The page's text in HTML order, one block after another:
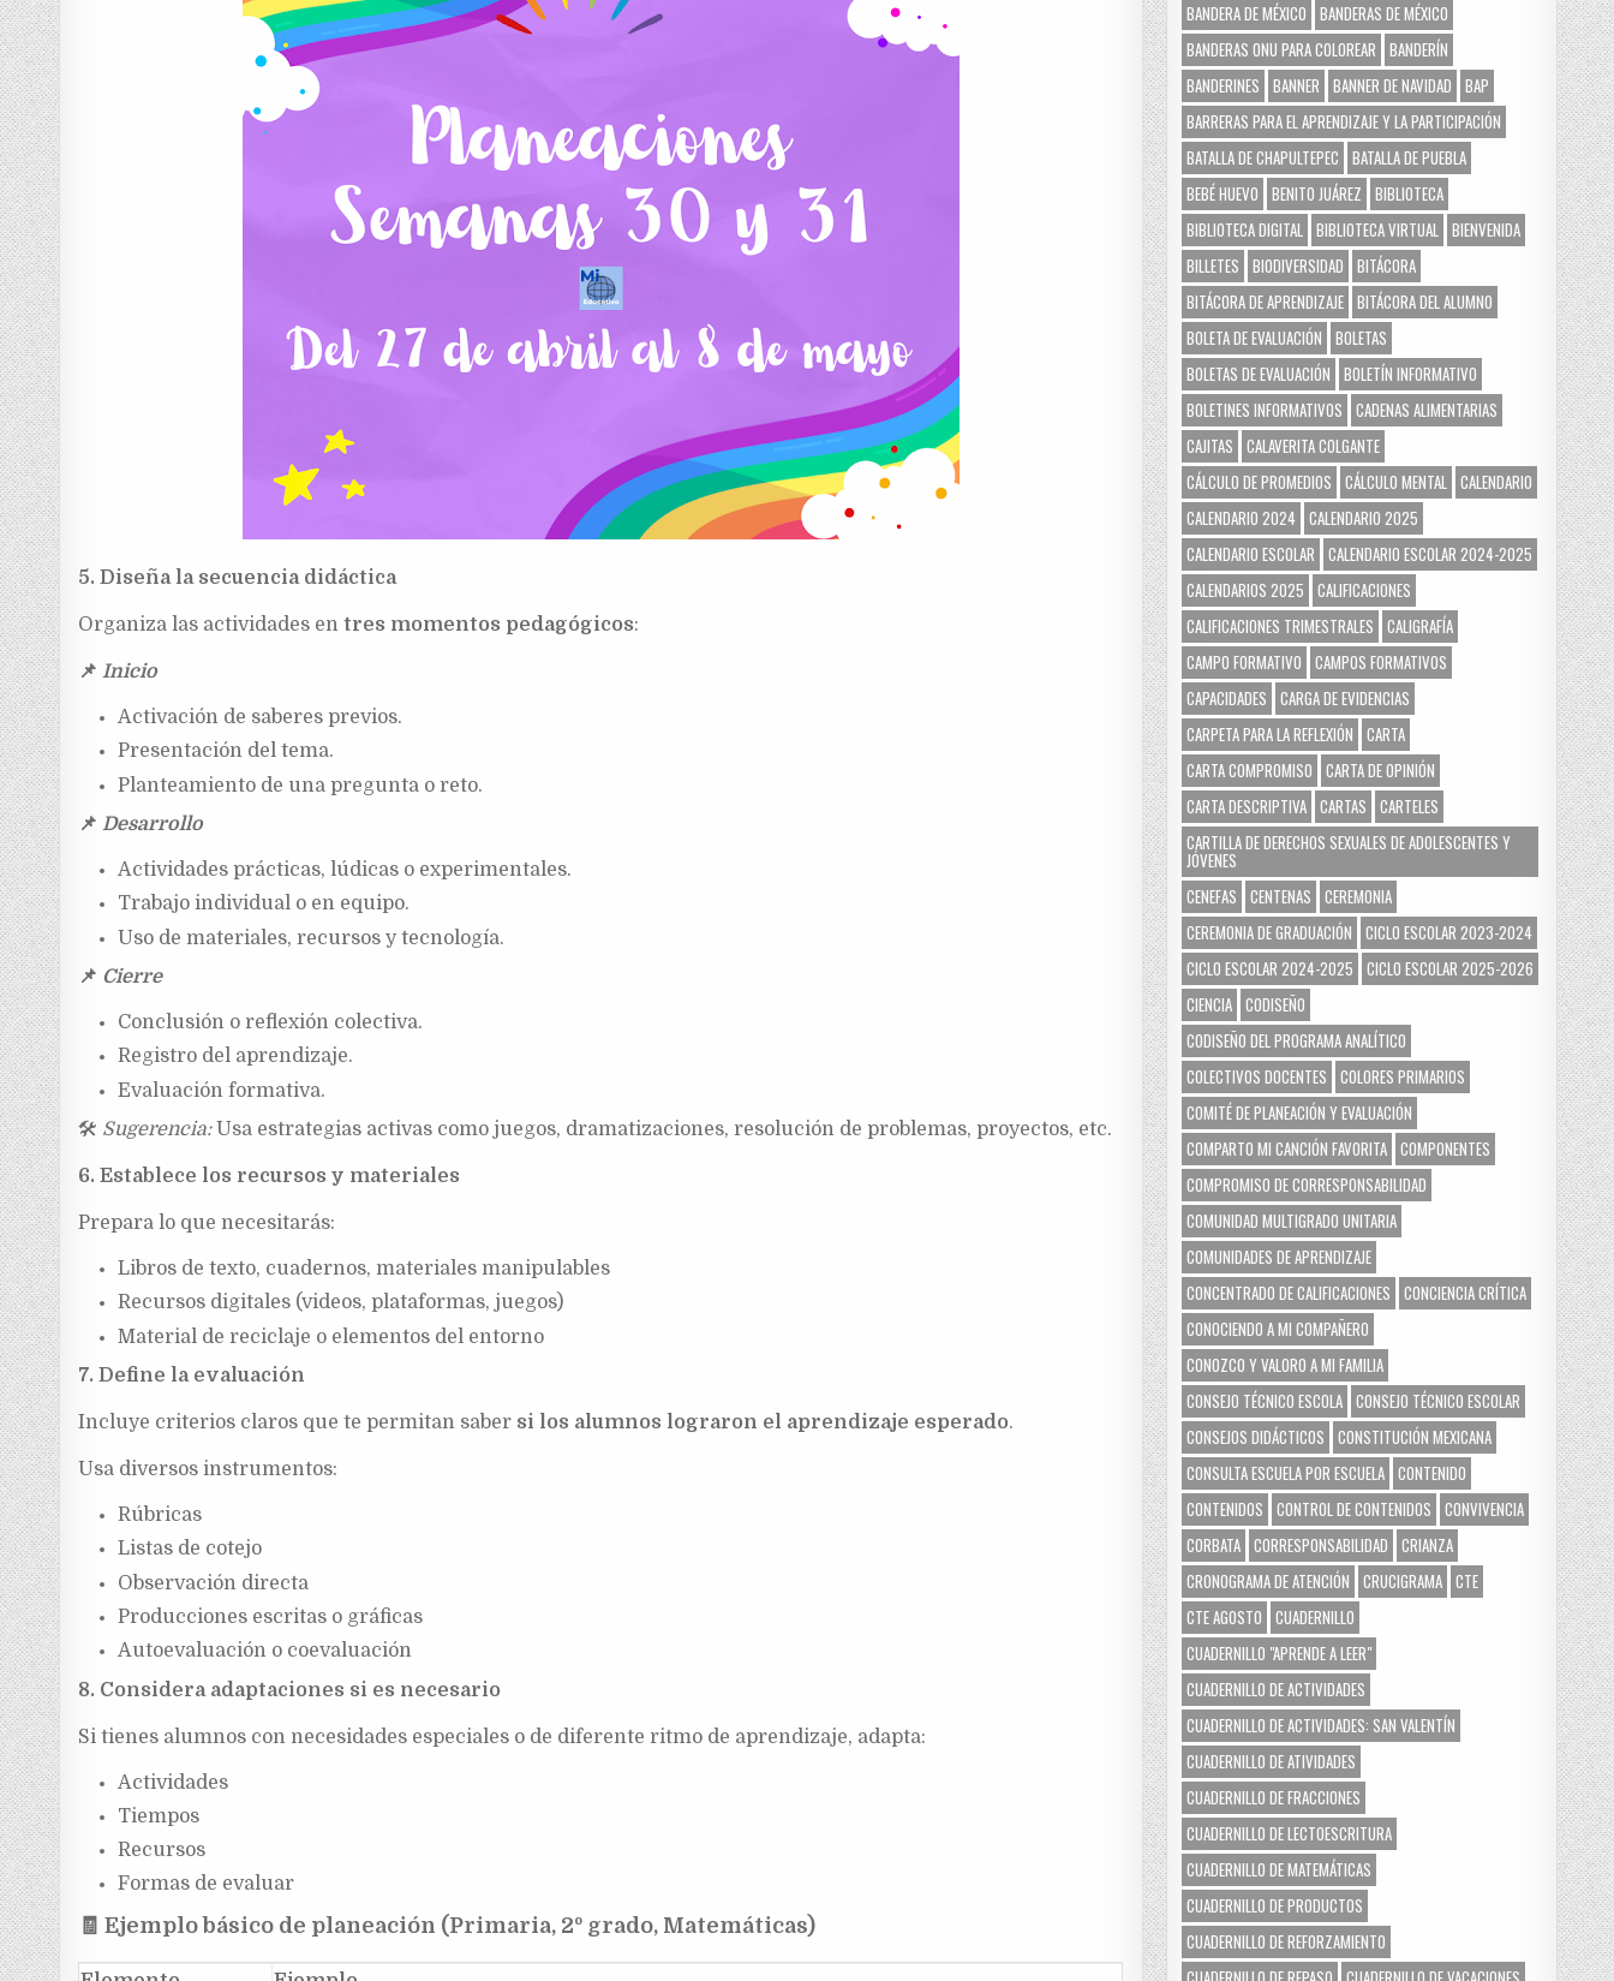
5. Diseña la secuencia didáctica
Organiza las actividades entres momentos pedagógicos:
📌 Inicio
Activación de saberes previos.
Presentación del tema.
Planteamiento de una pregunta o reto.
📌 Desarrollo
Actividades prácticas, lúdicas o experimentales.
Trabajo individual o en equipo.
Uso de materiales, recursos y tecnología.
📌 Cierre
Conclusión o reflexión colectiva.
Registro del aprendizaje.
Evaluación formativa.
🛠 Sugerencia:Usa estrategias activas como juegos, dramatizaciones, resolución de problemas, proyectos, etc.
6. Establece los recursos y materiales
Prepara lo que necesitarás:
Libros de texto, cuadernos, materiales manipulables
Recursos digitales (videos, plataformas, juegos)
Material de reciclaje o elementos del entorno
7. Define la evaluación
Incluye criterios claros que te permitan saber si los alumnos lograron el aprendizaje esperado.
Usa diversos instrumentos:
Rúbricas
Listas de cotejo
Observación directa
Producciones escritas o gráficas
Autoevaluación o coevaluación
8. Considera adaptaciones si es necesario
Si tienes alumnos con necesidades especiales o de diferente ritmo de aprendizaje, adapta:
Actividades
Tiempos
Recursos
Formas de evaluar
🧾 Ejemplo básico de planeación (Primaria, 2º grado, Matemáticas)
BANDERA DE MÉXICO BANDERAS DE MÉXICO
BANDERAS ONU PARA COLOREAR BANDERÍN
BANDERINES BANNER BANNER DE NAVIDAD BAP
BARRERAS PARA EL APRENDIZAJE Y LA PARTICIPACIÓN
BATALLA DE CHAPULTEPEC BATALLA DE PUEBLA
BEBÉ HUEVO BENITO JUÁREZ BIBLIOTECA
BIBLIOTECA DIGITAL BIBLIOTECA VIRTUAL BIENVENIDA
BILLETES BIODIVERSIDAD BITÁCORA
BITÁCORA DE APRENDIZAJE BITÁCORA DEL ALUMNO
BOLETA DE EVALUACIÓN BOLETAS
BOLETAS DE EVALUACIÓN BOLETÍN INFORMATIVO
BOLETINES INFORMATIVOS CADENAS ALIMENTARIAS
CAJITAS CALAVERITA COLGANTE
CÁLCULO DE PROMEDIOS CÁLCULO MENTAL CALENDARIO
CALENDARIO 2024 CALENDARIO 2025
CALENDARIO ESCOLAR CALENDARIO ESCOLAR 2024-2025
CALENDARIOS 2025 CALIFICACIONES
CALIFICACIONES TRIMESTRALES CALIGRAFÍA
CAMPO FORMATIVO CAMPOS FORMATIVOS
CAPACIDADES CARGA DE EVIDENCIAS
CARPETA PARA LA REFLEXIÓN CARTA
CARTA COMPROMISO CARTA DE OPINIÓN
CARTA DESCRIPTIVA CARTAS CARTELES
CARTILLA DE DERECHOS SEXUALES DE ADOLESCENTES Y
JÓVENES
CENEFAS CENTENAS CEREMONIA
CEREMONIA DE GRADUACIÓN CICLO ESCOLAR 2023-2024
CICLO ESCOLAR 2024-2025 CICLO ESCOLAR 2025-2026
CIENCIA CODISEÑO
CODISEÑO DEL PROGRAMA ANALÍTICO
COLECTIVOS DOCENTES COLORES PRIMARIOS
COMITÉ DE PLANEACIÓN Y EVALUACIÓN
COMPARTO MI CANCIÓN FAVORITA COMPONENTES
COMPROMISO DE CORRESPONSABILIDAD
COMUNIDAD MULTIGRADO UNITARIA
COMUNIDADES DE APRENDIZAJE
CONCENTRADO DE CALIFICACIONES CONCIENCIA CRÍTICA
CONOCIENDO A MI COMPAÑERO
CONOZCO Y VALORO A MI FAMILIA
CONSEJO TÉCNICO ESCOLA CONSEJO TÉCNICO ESCOLAR
CONSEJOS DIDÁCTICOS CONSTITUCIÓN MEXICANA
CONSULTA ESCUELA POR ESCUELA CONTENIDO
CONTENIDOS CONTROL DE CONTENIDOS CONVIVENCIA
CORBATA CORRESPONSABILIDAD CRIANZA
CRONOGRAMA DE ATENCIÓN CRUCIGRAMA CTE
CTE AGOSTO CUADERNILLO
CUADERNILLO "APRENDE A LEER"
CUADERNILLO DE ACTIVIDADES
CUADERNILLO DE ACTIVIDADES: SAN VALENTÍN
CUADERNILLO DE ATIVIDADES
CUADERNILLO DE FRACCIONES
CUADERNILLO DE LECTOESCRITURA
CUADERNILLO DE MATEMÁTICAS
CUADERNILLO DE PRODUCTOS
CUADERNILLO DE REFORZAMIENTO